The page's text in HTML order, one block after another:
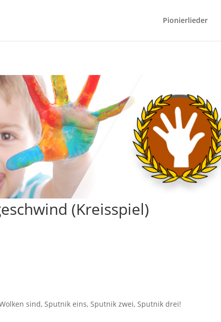
Pionierlieder
(Kreisspiel)
sind, Sputnik eins, Sputnik zwei, Sputnik drei!